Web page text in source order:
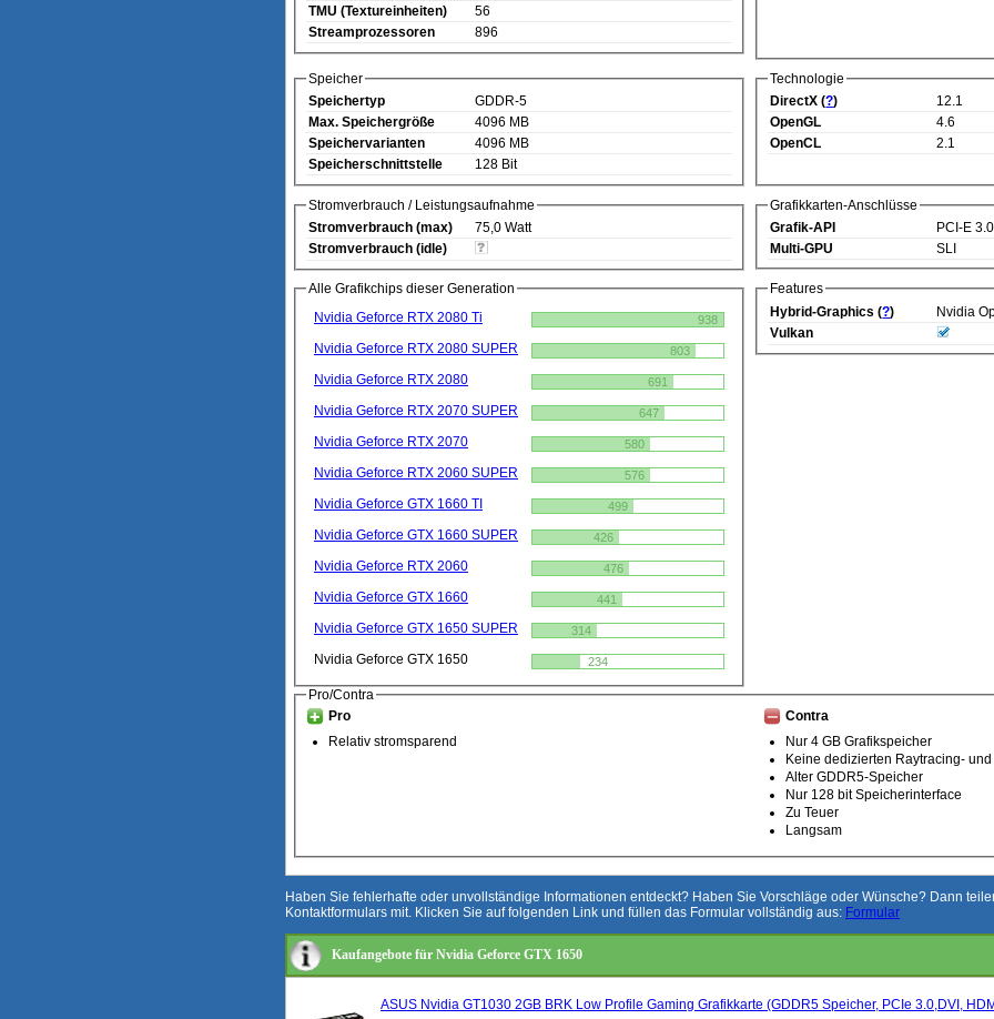
TMU (Textureinheiten)
56
Streamprozessoren
896
Speicher
Speichertyp
GDDR-5
Max. Speichergröße
4096 MB
Speichervarianten
4096 MB
Speicherschnittstelle
128 Bit
Technologie
DirectX (?)
12.1
OpenGL
4.6
OpenCL
2.1
Stromverbrauch / Leistungsaufnahme
Stromverbrauch (max)
75,0 Watt
Stromverbrauch (idle)
Grafikkarten-Anschlüsse
Grafik-API
PCI-E 3.0
Multi-GPU
SLI
Alle Grafikchips dieser Generation
Nvidia Geforce RTX 2080 Ti
938
Nvidia Geforce RTX 2080 SUPER 803
Nvidia Geforce RTX 2080 691
Nvidia Geforce RTX 2070 SUPER 647
Nvidia Geforce RTX 2070 580
Nvidia Geforce RTX 2060 SUPER 576
Nvidia Geforce GTX 1660 TI 499
Nvidia Geforce GTX 1660 SUPER 426
Nvidia Geforce RTX 2060 476
Nvidia Geforce GTX 1660 441
Nvidia Geforce GTX 1650 SUPER 314
Nvidia Geforce GTX 1650 234
Features
Hybrid-Graphics (?)
Nvidia
Vulkan
Pro/Contra
Pro
Relativ stromsparend
Contra
Nur 4 GB Grafikspeicher
Keine dedizierten Raytracing-
Alter GDDR5-Speicher
Nur 128 bit Speicherinterface
Zu Teuer
Langsam
Haben Sie fehlerhafte oder unvollständige Informationen entdeckt? Haben Sie Vorschläge oder Wünsche? Dann
Kontaktformulars mit. Klicken Sie auf folgenden Link und füllen das Formular vollständig aus: Formular
Kaufangebote für Nvidia Geforce GTX 1650
ASUS Nvidia GT1030 2GB BRK Low Profile Gaming Grafikkarte (GDDR5 Speicher, PCIe 3.0,DVI,